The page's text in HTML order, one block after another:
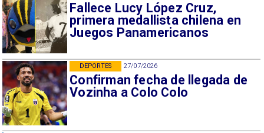
Fallece Lucy López Cruz,
primera medallista chilena en
Juegos Panamericanos
27/07/2026
Confirman fecha de llegada de
Vozinha a Colo Colo
DEPORTES